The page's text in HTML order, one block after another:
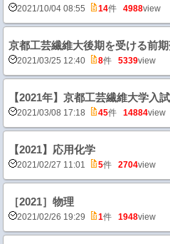
2021/10/04 08:55 14件 4988view
京都工芸繊維大後期を受ける前期
2021/03/25 12:40 8件 5339view
【2021年】京都工芸繊維大学入
2021/03/08 17:18 45件 14884view
【2021】応用化学
2021/02/27 11:01 5件 2704view
［2021］物理
2021/02/26 19:29 1件 1948view